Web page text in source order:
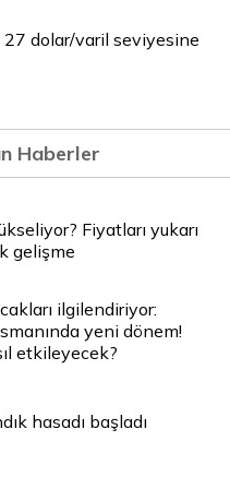
dolar/varil seviyesine
Haberler
Fiyatları yukarı
gelişme
ilgilendiriyor:
yeni dönem!
etkileyecek?
hasadı başladı